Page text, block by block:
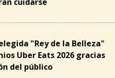
"Rey de la Belleza"
Uber Eats 2026 gracias
del público